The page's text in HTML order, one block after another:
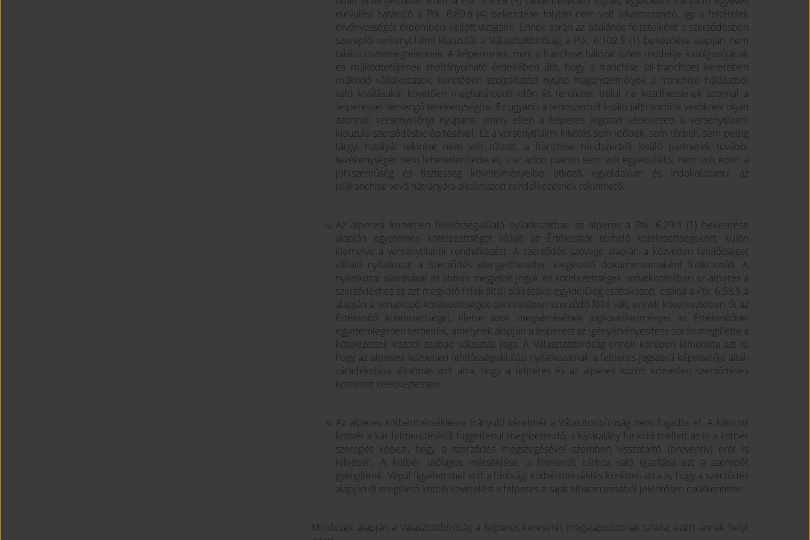
elévülési határidő a Ptk. 6:89.§ (4) bekezdése folytán nem volt alkalmazandó, így a feltételek
érvényességét érdemben kellett vizsgálni. Ennek során az általános feltételként a szerződésben
szereplő versenytilalmi klauzulát a Választottbíróság a Ptk. 6:102.§ (1) bekezdése alapján nem
találta tisztességtelennek. A felperesnek, mint a franchise hálózat üzleti modellje kidolgozójának
és működtetőjének méltányolható érdekében állt, hogy a franchise (al-franchise) keretében
működő vállalkozások, keretében szolgáltatást nyújtó magánszemélyek a franchise hálózatból
való kiválásukat követően meghatározott időn és területen belül ne kezdhessenek azonnal a
felperessel versengő tevékenységbe. Ez ugyanis a rendszerből kiváló (al)franchise vevőknek olyan
azonnali versenyelőnyt nyújtana, amely ellen a felperes jogosan védekezett a versenytilalmi
klauzula szerződésbe építésével. Ez a versenytilalmi kikötés sem időbeli, sem térbeli, sem pedig
tárgyi hatályát tekintve nem volt túlzott, a franchise rendszerből kiváló partnerek további
tevékenységét nem lehetetlenítette el, s az adott piacon sem volt egyedülálló; nem volt ezért a
jóhiszeműség és tisztesség követelményeibe ütköző, egyoldalúan és indokolatlanul az
(al)franchise vevő hátrányára alkalmazott rendelkezésnek tekinthető.
Az alperesi közvetlen felelősségvállaló nyilatkozatban az alperes a Ptk. 6:29.§ (1) bekezdése
alapján egyetemes kötelezettséget vállalt az Értékesítőt terhelő kötelezettségekért, külön
kiemelve a versenytilalmi rendelkezést. A szerződés szövege alapján a közvetlen felelősséget
vállaló nyilatkozat a Szerződés elengedhetetlen kiegészítő dokumentumaként funkcionált. A
nyilatkozat aláírásával az abban megjelölt jogok és kötelezettségek vonatkozásában az alperes a
szerződéshez az azt megkötő felek általi aláírásával egyidejűleg csatlakozott, ezáltal a Ptk. 6:58.§-a
alapján a vonatkozó kötelezettségek tekintetében szerződő féllé vált, ennek következtében őt az
Értékesítő kötelezettségei, illetve azok megsértésének jogkövetkezményei az Értékesítővel
egyetemlegesen terhelték, amelynek alapján a felperest az igényérvényesítése során megillette a
kötelezettek közötti szabad választás joga. A Választottbíróság ennek körében kimondta azt is,
hogy az alperesi közvetlen felelősségvállalási nyilatkozatnak a felperes jogszerű képviselője általi
záradékolása alkalmas volt arra, hogy a felperes és az alperes között közvetlen szerződéses
kötelmet keletkeztessen.
Az alperes kötbérmérséklésre irányuló kérelmét a Választottbíróság nem fogadta el. A kikötött
kötbér a kár felmerülésétől függetlenül megfizetendő, a kárátalány funkció mellett az is a kötbér
szerepét képezi, hogy a szerződés megszegésével szemben visszatartó (preventív) erőt is
kifejtsen. A kötbér utólagos mérséklése, a felmerült kárhoz való igazítása ezt a szerepét
gyengítené. Végül figyelemmel volt a bírósági kötbérmérséklés körében arra is, hogy a szerződés
alapján őt megillető kötbérkövetelést a felperes a saját elhatározásából jelentősen csökkentette.
Mindezek alapján a Választottbíróság a felperes keresetét megalapozottnak találta, ezért annak helyt